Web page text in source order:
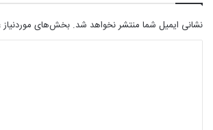
نشانی ایمیل شما منتشر نخواهد شد. بخش‌های موردنیاز